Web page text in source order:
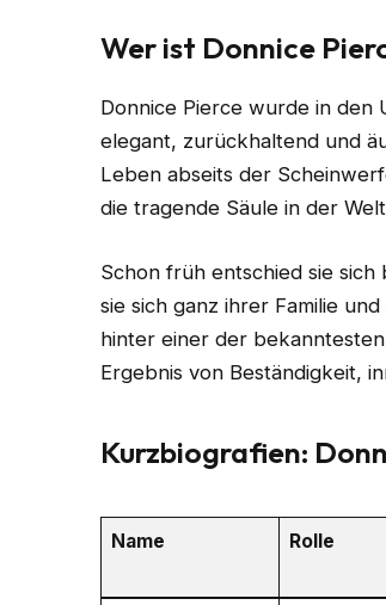
Wer ist Donnice
Donnice Pierce wurde in den
elegant, zurückhaltend und
Leben abseits der
die tragende Säule in der
Schon früh entschied sie
sie sich ganz ihrer Familie
hinter einer der
Ergebnis von Beständigkeit,
Kurzbiografien:
Name Rolle